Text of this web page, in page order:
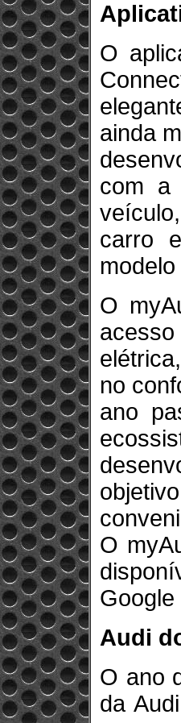
O
ainda
com a
carro
O
no
ano
O
Google
Audi
O ano
da